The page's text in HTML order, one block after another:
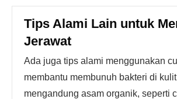
Tips Alami Lain untuk
Jerawat
Ada juga tips alami menggunakan
membantu membunuh bakteri di
mengandung asam organik, seperti